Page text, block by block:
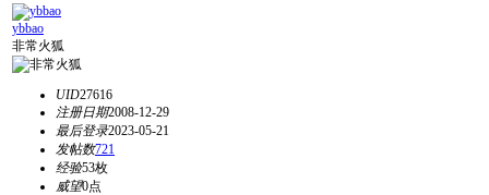
ybbao
非常火狐
UID27616
注册日期2008-12-29
最后登录2023-05-21
发帖数721
经验53枚
威望0点